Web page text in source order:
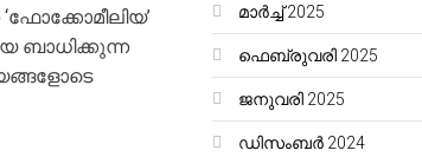
ബാധിക്കുന്ന
മാർച്ച്‌ 2025
ഫെബ്രുവരി 2025
ജനുവരി 2025
ഡിസംബർ 2024